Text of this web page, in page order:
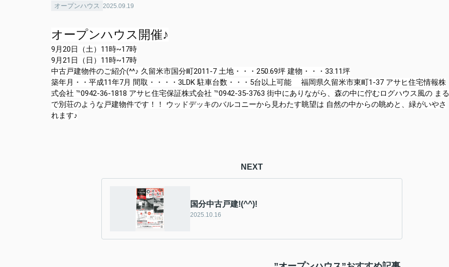
オープンハウス 2025.09.19
オープンハウス開催♪
9月20日（土）11時~17時
9月21日（日）11時~17時
中古戸建物件のご紹介(^^♪ 久留米市国分町2011-7 土地・・・250.69坪 建物・・・33.11坪
築年月・・平成11年7月 間取・・・・3LDK 駐車台数・・・5台以上可能 福岡県久留米市東町1-37 アサヒ住宅情報株
式会社 ℡0942-36-1818 アサヒ住宅保証株式会社 ℡0942-35-3763 街中にありながら、森の中に佇むログハウス風の まる
で別荘のような戸建物件です！！ ウッドデッキのバルコニーから見わたす眺望は 自然の中からの眺めと、緑がいやさ
れます♪
NEXT
国分中古戸建!(^^)!
2025.10.16